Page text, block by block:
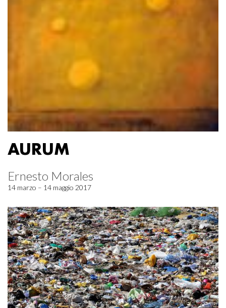
AURUM
Ernesto Morales
14 marzo – 14 maggio 2017